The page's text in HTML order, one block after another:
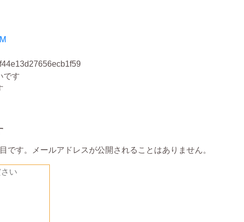
です
です。メールアドレスが公開されることはありません。